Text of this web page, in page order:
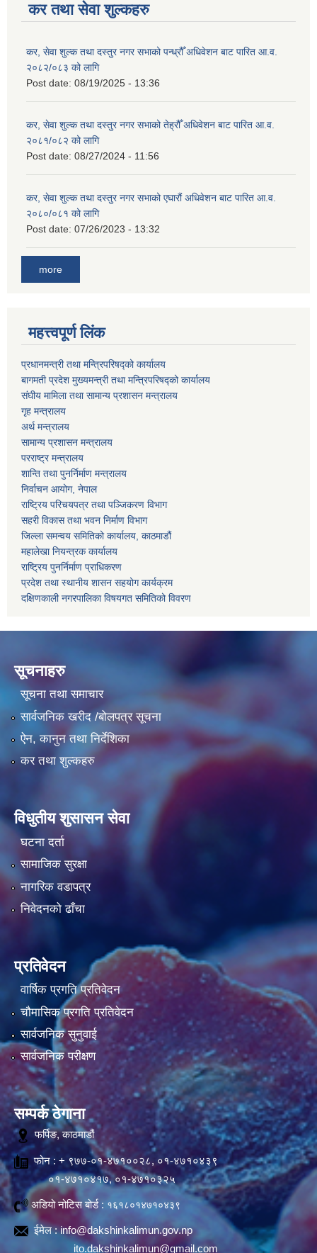
कर तथा सेवा शुल्कहरु
कर, सेवा शुल्क तथा दस्तुर नगर सभाको पन्ध्रौँ अधिवेशन बाट पारित आ.व.
२०८२/०८३ को लागि
Post date: 08/19/2025 - 13:36
कर, सेवा शुल्क तथा दस्तुर नगर सभाको तेह्रौँ अधिवेशन बाट पारित आ.व.
२०८१/०८२ को लागि
Post date: 08/27/2024 - 11:56
कर, सेवा शुल्क तथा दस्तुर नगर सभाको एघारौं अधिवेशन बाट पारित आ.व.
२०८०/०८१ को लागि
Post date: 07/26/2023 - 13:32
more
महत्त्वपूर्ण लिंक
प्रधानमन्त्री तथा मन्त्रिपरिषद्को कार्यालय
बागमती प्रदेश मुख्यमन्त्री तथा मन्त्रिपरिषद्को कार्यालय
संघीय मामिला तथा सामान्य प्रशासन मन्त्रालय
गृह मन्त्रालय
अर्थ मन्त्रालय
सामान्य प्रशासन मन्त्रालय
परराष्ट्र मन्त्रालय
शान्ति तथा पुनर्निर्माण मन्त्रालय
निर्वाचन आयोग, नेपाल
राष्ट्रिय परिचयपत्र तथा पञ्जिकरण विभाग
सहरी विकास तथा भवन निर्माण विभाग
जिल्ला समन्वय समितिको कार्यालय, काठमाडौं
महालेखा नियन्त्रक कार्यालय
राष्ट्रिय पुनर्निर्माण प्राधिकरण
प्रदेश तथा स्थानीय शासन सहयोग कार्यक्रम
दक्षिणकाली नगरपालिका विषयगत समितिको विवरण
सूचनाहरु
सूचना तथा समाचार
सार्वजनिक खरीद /बोलपत्र सूचना
ऐन, कानुन तथा निर्देशिका
कर तथा शुल्कहरु
विधुतीय शुसासन सेवा
घटना दर्ता
सामाजिक सुरक्षा
नागरिक वडापत्र
निवेदनको ढाँचा
प्रतिवेदन
वार्षिक प्रगति प्रतिवेदन
चौमासिक प्रगति प्रतिवेदन
सार्वजनिक सुनुवाई
सार्वजनिक परीक्षण
सम्पर्क ठेगाना
फर्पिङ, काठमाडौं
फोन : + ९७७-०१-४७१००२८, ०१-४७१०४३९
०१-४७१०४१७, ०१-४७१०३२५
अडियो नोटिस बोर्ड : १६१८०१४७१०४३९
ईमेल :info@dakshinkalimun.gov.np
ito.dakshinkalimun@gmail.com